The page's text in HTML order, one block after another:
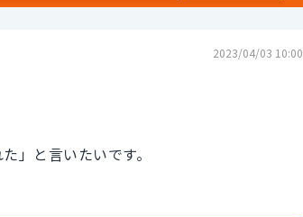
2023/04/03 10:00
」と言いたいです。